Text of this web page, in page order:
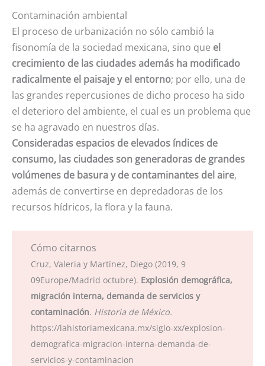
Contaminación ambiental
El proceso de urbanización no sólo cambió la
fisonomía de la sociedad mexicana, sino que el
crecimiento de las ciudades además ha modificado
radicalmente el paisaje y el entorno; por ello, una de
las grandes repercusiones de dicho proceso ha sido
el deterioro del ambiente, el cual es un problema que
se ha agravado en nuestros días.
Consideradas espacios de elevados índices de
consumo, las ciudades son generadoras de grandes
volúmenes de basura y de contaminantes del aire,
además de convertirse en depredadoras de los
recursos hídricos, la flora y la fauna.
Cómo citarnos
Cruz, Valeria y Martínez, Diego (2019, 9
09Europe/Madrid octubre). Explosión demográfica,
migración interna, demanda de servicios y
contaminación. Historia de México.
https://lahistoriamexicana.mx/siglo-xx/explosion-
demografica-migracion-interna-demanda-de-
servicios-y-contaminacion